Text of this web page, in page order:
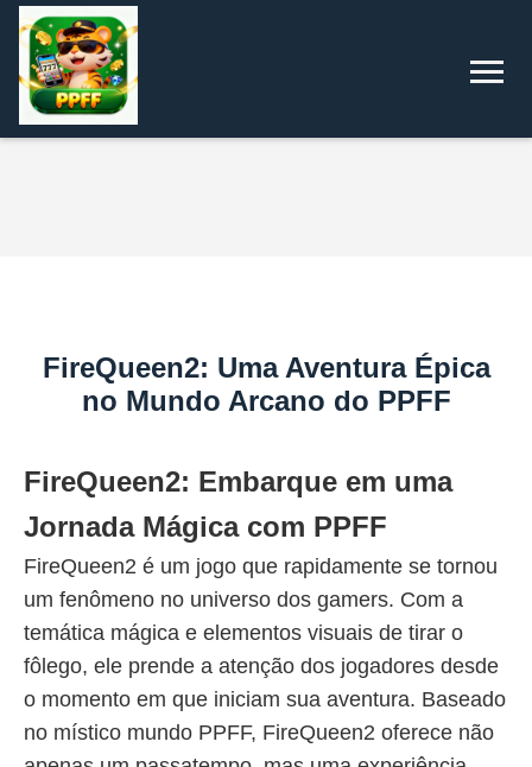
FireQueen2: Uma Aventura Épica
no Mundo Arcano do PPFF
FireQueen2: Embarque em uma
Jornada Mágica com PPFF
FireQueen2 é um jogo que rapidamente se tornou
um fenômeno no universo dos gamers. Com a
temática mágica e elementos visuais de tirar o
fôlego, ele prende a atenção dos jogadores desde
o momento em que iniciam sua aventura. Baseado
no místico mundo PPFF, FireQueen2 oferece não